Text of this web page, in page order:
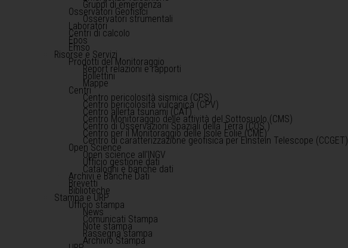
Gruppi di emergenza
Osservatori Geofisici
Osservatori strumentali
Laboratori
Centri di calcolo
Epos
Emso
Risorse e Servizi
Prodotti del Monitoraggio
Report relazioni e rapporti
Bollettini
Mappe
Centri
Centro pericolosità sismica (CPS)
Centro pericolosità vulcanica (CPV)
Centro allerta tsunami (CAT)
Centro Monitoraggio delle attività del Sottosuolo (CMS)
Centro di Osservazioni Spaziali della Terra (COS )
Centro per il Monitoraggio delle Isole Eolie (CME)
Centro di caratterizzazione geofisica per Einstein Telescope (CCGET)
Open Science
Open science all'INGV
Ufficio gestione dati
Cataloghi e banche dati
Archivi e Banche Dati
Brevetti
Biblioteche
Stampa e URP
Ufficio stampa
News
Comunicati Stampa
Note stampa
Rassegna stampa
Archivio Stampa